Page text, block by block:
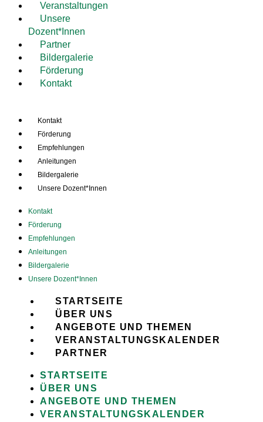
Veranstaltungen
Unsere
Dozent*Innen
Partner
Bildergalerie
Förderung
Kontakt
Kontakt
Förderung
Empfehlungen
Anleitungen
Bildergalerie
Unsere Dozent*Innen
Kontakt
Förderung
Empfehlungen
Anleitungen
Bildergalerie
Unsere Dozent*Innen
STARTSEITE
ÜBER UNS
ANGEBOTE UND THEMEN
VERANSTALTUNGSKALENDER
PARTNER
STARTSEITE
ÜBER UNS
ANGEBOTE UND THEMEN
VERANSTALTUNGSKALENDER